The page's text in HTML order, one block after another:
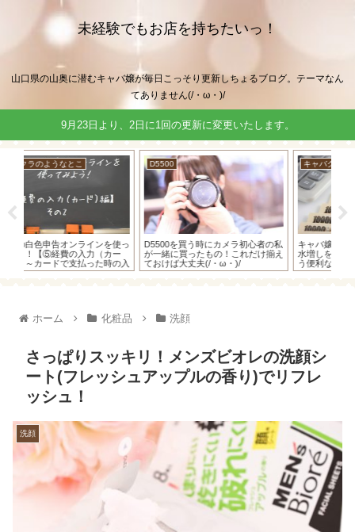
未経験でもお店を持ちたいっ！
山口県の山奥に潜むキャバ嬢が毎日こっそり更新しちょるブログ。テーマなん
てありません(/・ω・)/
9月23日より、2日に1回の更新に変更いたします。
D5500
D5500を買う時にカメラ初心者の私
が一緒に買ったもの！これだけ揃え
ておけば大丈夫(/・ω・)/
キャバクラのようなとこ
キャバ嬢必見！？確定申告で経費の
水増しをしなくても「控除」ってい
う便利な物もあるよ～！
ホーム 化粧品 洗顔
さっぱりスッキリ！メンズビオレの洗顔シ
ート(フレッシュアップルの香り)でリフレ
ッシュ！
洗顔